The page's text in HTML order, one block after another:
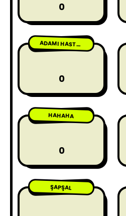
0
ADAMI HASTA ETME
0
HAHAHA
0
ŞAPŞAL